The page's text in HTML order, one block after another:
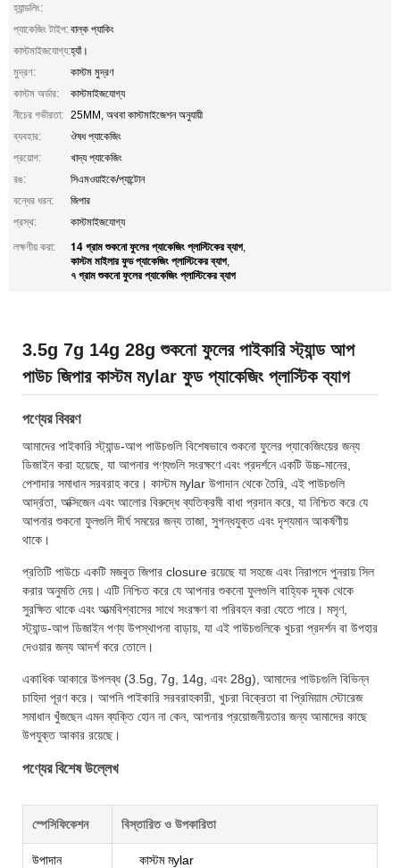
হ্যান্ডলিং:
প্যাকেজিং টাইপ:বাল্ক প্যাকিং
কাস্টমাইজযোগ্য:হ্যাঁ।
মুদ্রণ:
কাস্টম মুদ্রণ
কাস্টম অর্ডার:
কাস্টমাইজযোগ্য
নীচের গভীরতা: 25MM, অথবা কাস্টমাইজেশন অনুযায়ী
ব্যবহার:
ঔষধ প্যাকেজিং
প্রয়োগ:
খাদ্য প্যাকেজিং
রঙ:
সিএমওয়াইকে/প্যান্টোন
বন্ধের ধরন:
জিপার
প্রস্থ:
কাস্টমাইজযোগ্য
লক্ষণীয় করা:
14 গ্রাম শুকনো ফুলের প্যাকেজিং প্লাস্টিকের ব্যাগ,
কাস্টম মাইলার ফুড প্যাকেজিং প্লাস্টিকের ব্যাগ,
৭ গ্রাম শুকনো ফুলের প্যাকেজিং প্লাস্টিকের ব্যাগ
3.5g 7g 14g 28g শুকনো ফুলের পাইকারি স্ট্যান্ড আপ
পাউচ জিপার কাস্টম মylar ফুড প্যাকেজিং প্লাস্টিক ব্যাগ
পণ্যের বিবরণ
আমাদের পাইকারি স্ট্যান্ড-আপ পাউচগুলি বিশেষভাবে শুকনো ফুলের প্যাকেজিংয়ের জন্য
ডিজাইন করা হয়েছে, যা আপনার পণ্যগুলি সংরক্ষণে এবং প্রদর্শনে একটি উচ্চ-মানের,
পেশাদার সমাধান সরবরাহ করে। কাস্টম মylar উপাদান থেকে তৈরি, এই পাউচগুলি
আর্দ্রতা, অক্সিজেন এবং আলোর বিরুদ্ধে ব্যতিক্রমী বাধা প্রদান করে, যা নিশ্চিত করে যে
আপনার শুকনো ফুলগুলি দীর্ঘ সময়ের জন্য তাজা, সুগন্ধযুক্ত এবং দৃশ্যমান আকর্ষণীয়
থাকে।
প্রতিটি পাউচে একটি মজবুত জিপার closure রয়েছে যা সহজে এবং নিরাপদে পুনরায় সিল
করার অনুমতি দেয়। এটি নিশ্চিত করে যে আপনার শুকনো ফুলগুলি বাহ্যিক দূষক থেকে
সুরক্ষিত থাকে এবং আত্মবিশ্বাসের সাথে সংরক্ষণ বা পরিবহন করা যেতে পারে। মসৃণ,
স্ট্যান্ড-আপ ডিজাইন পণ্য উপস্থাপনা বাড়ায়, যা এই পাউচগুলিকে খুচরা প্রদর্শন বা উপহার
দেওয়ার জন্য আদর্শ করে তোলে।
একাধিক আকারে উপলব্ধ (3.5g, 7g, 14g, এবং 28g), আমাদের পাউচগুলি বিভিন্ন
চাহিদা পূরণ করে। আপনি পাইকারি সরবরাহকারী, খুচরা বিক্রেতা বা প্রিমিয়াম স্টোরেজ
সমাধান খুঁজছেন এমন ব্যক্তি হোন না কেন, আপনার প্রয়োজনীয়তার জন্য আমাদের কাছে
উপযুক্ত আকার রয়েছে।
পণ্যের বিশেষ উল্লেখ
স্পেসিফিকেশন বিস্তারিত ও উপকারিতা
উপাদান
কাস্টম মylar